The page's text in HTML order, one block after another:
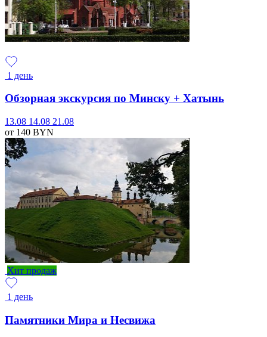
1 день
Обзорная экскурсия по Минску + Хатынь
13.08 14.08 21.08
от 140 BYN
Хит продаж
1 день
Памятники Мира и Несвижа